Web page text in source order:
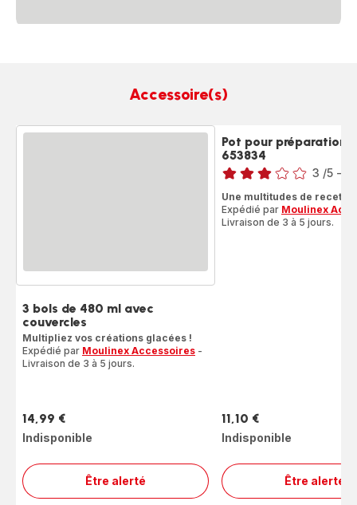
Accessoire(s)
Être alerté
3 bols
3 bols de 480 ml avec
couvercles
Multipliez vos créations glacées !
Expédié par Moulinex Accessoires -
Livraison de 3 à 5 jours.
Prix
14,99 €
Indisponible
Être alerté
Pot
Pot pour préparation
653834
Note
3
étoiles
3 /5 -
Une multitudes de recettes
Expédié par Moulinex
Livraison de 3 à 5 jours.
Prix
11,10 €
Indisponible